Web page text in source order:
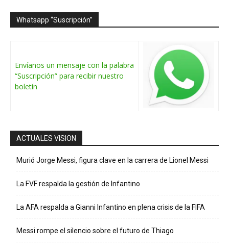
Whatsapp “Suscripción”
Envíanos un mensaje con la palabra
“Suscripción” para recibir nuestro
boletín
ACTUALES VISION
Murió Jorge Messi, figura clave en la carrera de Lionel Messi
La FVF respalda la gestión de Infantino
La AFA respalda a Gianni Infantino en plena crisis de la FIFA
Messi rompe el silencio sobre el futuro de Thiago